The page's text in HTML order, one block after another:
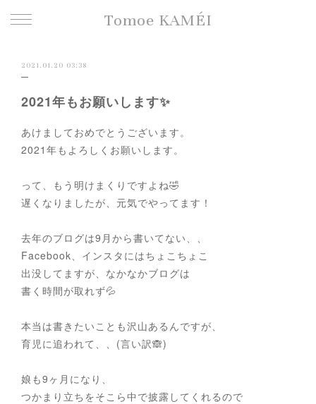
Tomoe KAMÉI
2021.01.20 03:38
2021年もお願いします✨
あけましておめでとうございます。
2021年もよろしくお願いします。
って、もう明けまくりですよね🤣
遅くなりましたが、元気でやってます！
去年のブログは9月から書いてない、、
Facebook、インスタにはちょこちょこ
出没してますが、なかなかブログは
書く時間が取れず💦
本当は書きたいことも沢山あるんですが、
育児に追われて、、(言い訳🙈)
娘も9ヶ月になり、
つかまり立ちをそこら中で披露してくれるので